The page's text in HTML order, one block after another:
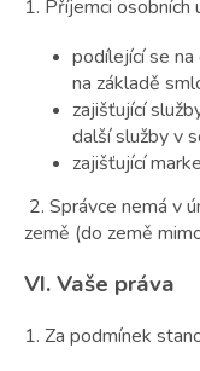
1. Příjemci
podílející se
na základě
zajišťující
další služby v
zajišťující
2. Správce nemá v
země (do země
VI.Vaše práva
1. Za podmínek